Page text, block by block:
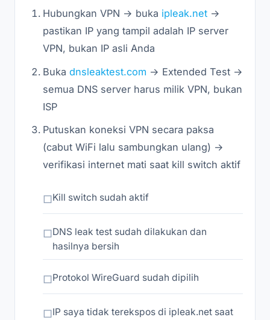
Hubungkan VPN → buka ipleak.net→
pastikan IP yang tampil adalah IP server
VPN, bukan IP asli Anda
Buka dnsleaktest.com → Extended Test →
semua DNS server harus milik VPN, bukan
ISP
Putuskan koneksi VPN secara paksa
(cabut WiFi lalu sambungkan ulang) →
verifikasi internet mati saat kill switch aktif
Kill switch sudah aktif
DNS leak test sudah dilakukan dan
hasilnya bersih
Protokol WireGuard sudah dipilih
IP saya tidak terekspos di ipleak.net saat